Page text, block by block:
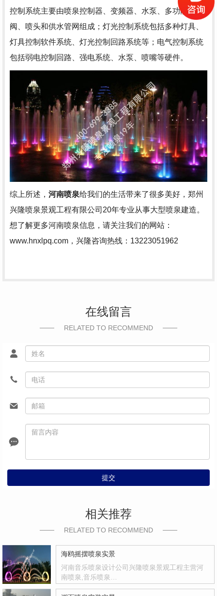
控制系统主要由喷泉控制器、变频器、水泵、多功能调节
阀、喷头和供水管网组成；灯光控制系统包括多种灯具、
灯具控制软件系统、灯光控制回路系统等；电气控制系统
包括弱电控制回路、强电系统、水泵、喷嘴等硬件。
综上所述， 河南喷泉给我们的生活带来了很多美好，郑州
兴隆喷泉景观工程有限公司20年专业从事大型喷泉建造。
想了解更多河南喷泉信息，请关注我们的网站：
www.hnxlpq.com，兴隆咨询热线：13223051962
在线留言
RELATED TO RECOMMEND
提交
相关推荐
RELATED TO RECOMMEND
海鸥摇摆喷泉实景
河南音乐喷泉设计公司兴隆喷泉景观工程主营河
南喷泉,音乐喷泉…